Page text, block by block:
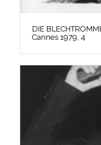
DIE
Cannes 1979, 4